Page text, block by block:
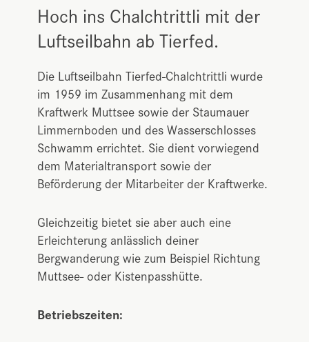
Hoch ins Chalchtrittli mit der
Luftseilbahn ab Tierfed.
Die Luftseilbahn Tierfed-Chalchtrittli wurde
im 1959 im Zusammenhang mit dem
Kraftwerk Muttsee sowie der Staumauer
Limmernboden und des Wasserschlosses
Schwamm errichtet. Sie dient vorwiegend
dem Materialtransport sowie der
Beförderung der Mitarbeiter der Kraftwerke.
Gleichzeitig bietet sie aber auch eine
Erleichterung anlässlich deiner
Bergwanderung wie zum Beispiel Richtung
Muttsee- oder Kistenpasshütte.
Betriebszeiten: